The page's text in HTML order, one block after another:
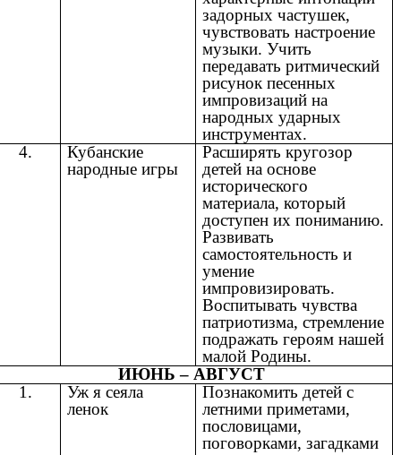
задорных частушек,
чувствовать настроение
музыки. Учить
передавать ритмический
рисунок песенных
импровизаций на
народных ударных
инструментах.
4.
Кубанские
народные игры
Расширять кругозор
детей на основе
исторического
материала, который
доступен их пониманию.
Развивать
самостоятельность и
умение
импровизировать.
Воспитывать чувства
патриотизма, стремление
подражать героям нашей
малой Родины.
ИЮНЬ – АВГУСТ
1.
Уж я сеяла
ленок
Познакомить детей с
летними приметами,
пословицами,
поговорками, загадками